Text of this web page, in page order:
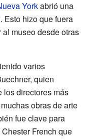
Yorkabrió una
Esto hizo que fuera
museo desde otras
varios
quien
los directores más
obras de arte
fue clave para
French que